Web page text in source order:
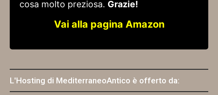
cosa molto preziosa. Grazie!
Vai alla pagina Amazon
L'Hosting di MediterraneoAntico è offerto da: